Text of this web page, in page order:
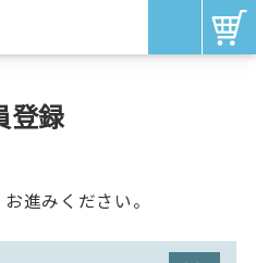
登録
進みください。